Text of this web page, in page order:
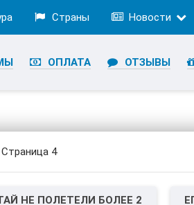
Страны Новости
ОПЛАТА ОТЗЫВЫ
4
НЕ ПОЛЕТЕЛИ БОЛЕЕ 2